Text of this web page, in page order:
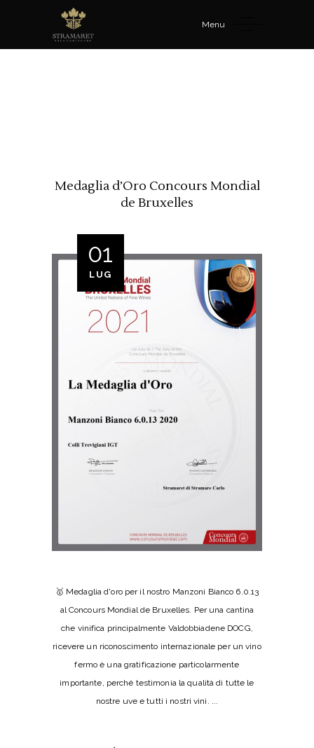
Menu
Medaglia d’Oro Concours Mondial
de Bruxelles
01
LUG
🥇 Medaglia d'oro per il nostro Manzoni Bianco 6.0.13
al Concours Mondial de Bruxelles. Per una cantina
che vinifica principalmente Valdobbiadene DOCG,
ricevere un riconoscimento internazionale per un vino
fermo è una gratificazione particolarmente
importante, perché testimonia la qualità di tutte le
nostre uve e tutti i nostri vini.